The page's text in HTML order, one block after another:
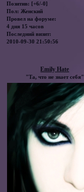
Позитив: [+6/-0]
Пол: Женский
Провел на форуме:
4 дня 15 часов
Последний визит:
2010-09-30 21:50:56
Emily Hate
"Та, что не знает себя"